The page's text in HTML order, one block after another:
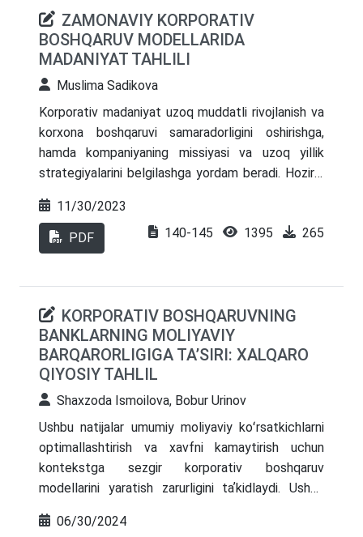
rivojlanishining mualliflik davrlashtirilishi taklif
etilgan hamda CSR, barqaror rivojlanish va ESG
o‘rtasidagi farqlar aniqlangan. «ESG-boshqaruv»
tushunchasiga aniqlik kiritilib, uni menejment
ishlab chiqilgan.
ZAMONAVIY KORPORATIV
BOSHQARUV MODELLARIDA
MADANIYAT TAHLILI
Muslima Sadikova
Korporativ madaniyat uzoq muddatli rivojlanish va
korxona boshqaruvi samaradorligini oshirishga,
hamda kompaniyaning missiyasi va uzoq yillik
strategiyalarini belgilashga yordam beradi. Hozirgi
modellari bilan birga korporativ madaniyatning
o’ziga xos xususiyatlari ham alohida soha sifatida
o’rganilmoqda. Globallashuv jarayonining tobora
rivojlanishi korporativ madaniyatni kengroq va
chuqurroq o’rganishni taqozo etmoqda. Shu
boisdan boshqaruv sohasi olimlari tomonidan bu
yo’nalishga katta e’tibor berilmoqda. Ushbu
tadqiqot ishida korporativ madaniyatning
mamlakat va kompaniya miqyosida tahlil qilingan.
11/30/2023
PDF 140-145 1395 265
KORPORATIV BOSHQARUVNING
BANKLARNING MOLIYAVIY
BARQARORLIGIGA TA’SIRI: XALQARO
QIYOSIY TAHLIL
Shaxzoda Ismoilova, Bobur Urinov
Ushbu natijalar umumiy moliyaviy koʻrsatkichlarni
optimallashtirish va xavfni kamaytirish uchun
kontekstga sezgir korporativ boshqaruv
modellarini yaratish zarurligini taʼkidlaydi. Ushbu
dunyo boʻylab banklar barqarorligiga qanday taʼsir
06/30/2024